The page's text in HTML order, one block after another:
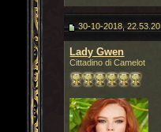
30-10-2018, 22.53.20
Lady Gwen
Cittadino di Camelot